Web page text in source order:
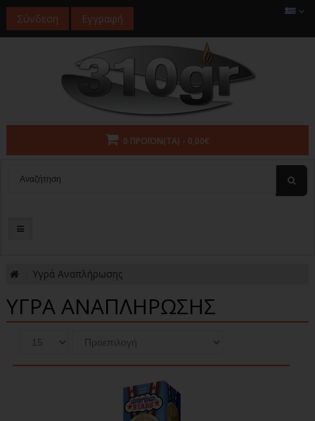
Σύνδεση Εγγραφή
0 ΠΡΟΪΌΝ(ΤΑ) - 0,00€
Υγρά Αναπλήρωσης
ΥΓΡΆ ΑΝΑΠΛΉΡΩΣΗΣ